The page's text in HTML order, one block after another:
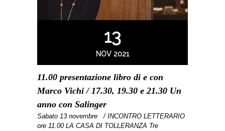
13
NOV 2021
11.00 presentazione libro di e con
Marco Vichi / 17.30, 19.30 e 21.30 Un
anno con Salinger
Sabato 13 novembre / INCONTRO LETTERARIO
ore 11.00 LA CASA DI TOLLERANZA Tre